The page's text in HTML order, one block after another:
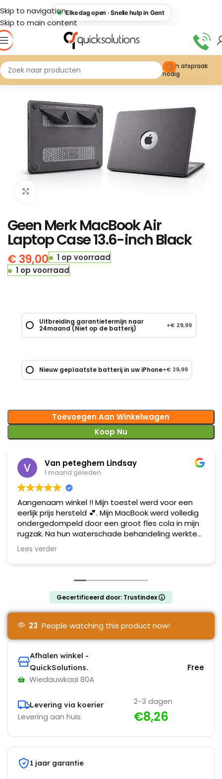
Elke dag open · Snelle hulp in Gent
Skip to navigation
Skip to main content
Geen afspraak
nodig
Geen Merk MacBook Air
Laptop Case 13.6-inch Black
€ 39,00
1 op voorraad
1 op voorraad
Uitbreiding garantietermijn naar
24maand (Niet op de batterij)
+€ 29,99
Nieuw geplaatste batterij in uw iPhone+€29,99
Toevoegen Aan Winkelwagen
Koop Nu
Van peteghem Lindsay
1 maand geleden
Aangenaam winkel !! Mijn toestel werd voor een
eerlijk prijs hersteld 💕. Mijn MacBook werd volledig
ondergedompeld door een groot fles cola in mijn
rugzak. Na hun waterschade behandeling werkte
mijn toestel zoals het moet ! Al mijn data heb ik
gelukkig terug gerecupereerd !! Mij zien ze zeker
Lees verder
Gecertificeerd door: Trustindex
23 People watching this product now!
Afhalen winkel -
QuickSolutions.
Wiedauwkaai 80A
Free
Levering via koerier
Levering aan huis
2-3 dagen
€8,26
1 jaar garantie